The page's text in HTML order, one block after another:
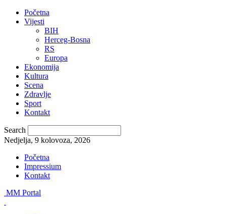
Početna
Vijesti
BIH
Herceg-Bosna
RS
Europa
Ekonomija
Kultura
Scena
Zdravlje
Sport
Kontakt
Search
Nedjelja, 9 kolovoza, 2026
Početna
Impressium
Kontakt
MM Portal